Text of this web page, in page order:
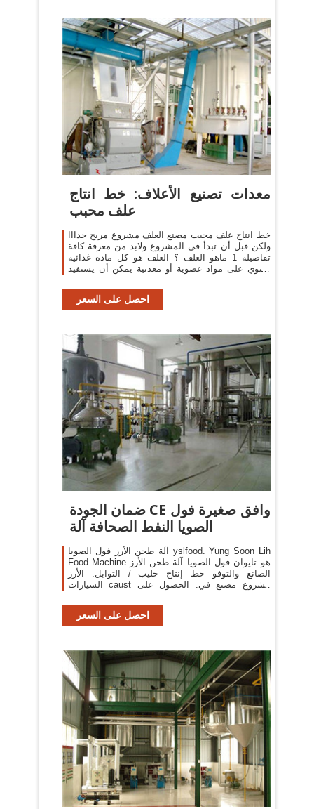
معدات تصنيع الأعلاف: خط انتاج
علف محبب
خط انتاج علف محبب مصنع العلف مشروع مربح جدااا
ولكن قبل أن تبدأ فى المشروع ولابد من معرفة كافة
تفاصيله 1 ماهو العلف ؟ العلف هو كل مادة غذائية
تحتوي على مواد عضوية أو معدنية يمكن أن يستفيد
احصل على السعر
ضمان الجودة CE وافق صغيرة فول
الصويا النفط الصحافة آلة
آلة طحن الأرز فول الصويا yslfood. Yung Soon Lih
Food Machine هو تايوان فول الصويا آلة طحن الأرز
الصانع والتوفو خط إنتاج حليب / التوابل. الأرز
السيارات caust مشروع مصنع في. الحصول على
احصل على السعر